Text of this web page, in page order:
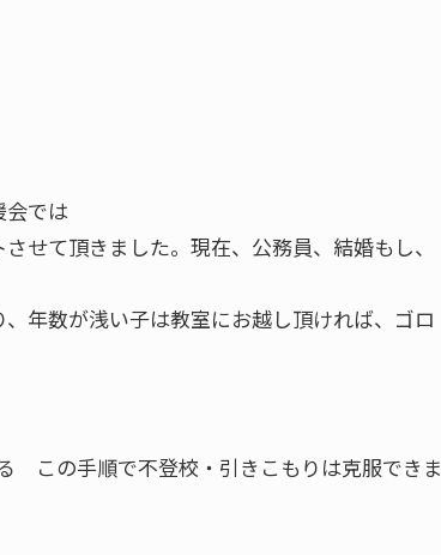
会では
せて頂きました。現在、公務員、結婚もし、
年数が浅い子は教室にお越し頂ければ、ゴロ
この手順で不登校・引きこもりは克服できま